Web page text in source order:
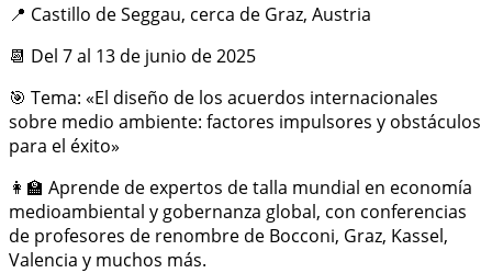
📍 Castillo de Seggau, cerca de Graz, Austria
📆 Del 7 al 13 de junio de 2025
🎯 Tema: «El diseño de los acuerdos internacionales
sobre medio ambiente: factores impulsores y obstáculos
para el éxito»
👩‍🏫 Aprende de expertos de talla mundial en economía
medioambiental y gobernanza global, con conferencias
de profesores de renombre de Bocconi, Graz, Kassel,
Valencia y muchos más.